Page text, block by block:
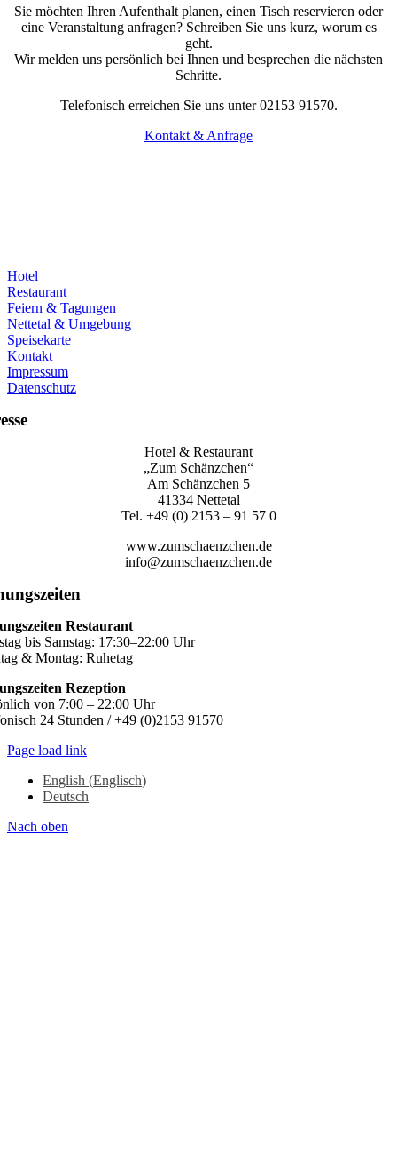
Sie möchten Ihren Aufenthalt planen, einen Tisch reservieren oder
eine Veranstaltung anfragen? Schreiben Sie uns kurz, worum es
geht.
Wir melden uns persönlich bei Ihnen und besprechen die nächsten
Schritte.
Telefonisch erreichen Sie uns unter 02153 91570.
Kontakt & Anfrage
Hotel
Restaurant
Feiern & Tagungen
Nettetal & Umgebung
Speisekarte
Kontakt
Impressum
Datenschutz
Hotel & Restaurant
„Zum Schänzchen“
Am Schänzchen 5
41334 Nettetal
Tel. +49 (0) 2153 – 91 57 0
www.zumschaenzchen.de
info@zumschaenzchen.de
Restaurant
bis Samstag: 17:30–22:00 Uhr
& Montag: Ruhetag
Rezeption
von 7:00 – 22:00 Uhr
24 Stunden / +49 (0)2153 91570
Page load link
English (Englisch)
Deutsch
Nach oben